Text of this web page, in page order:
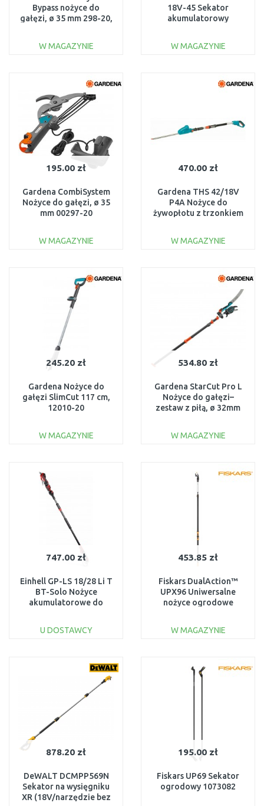
Bypass nożyce do
gałęzi, ø 35 mm 298-20,
W MAGAZYNIE
Do porównania
18V-45 Sekator
akumulatorowy
W MAGAZYNIE
Do porównania
195.00 zł
Gardena CombiSystem
Nożyce do gałęzi, ø 35
mm 00297-20
W MAGAZYNIE
Do porównania
470.00 zł
Gardena THS 42/18V
P4A Nożyce do
żywopłotu z trzonkiem
W MAGAZYNIE
Do porównania
245.20 zł
Gardena Nożyce do
gałęzi SlimCut 117 cm,
12010-20
W MAGAZYNIE
Do porównania
534.80 zł
Gardena StarCut Pro L
Nożyce do gałęzi–
zestaw z piłą, ø 32mm
W MAGAZYNIE
Do porównania
747.00 zł
Einhell GP-LS 18/28 Li T
BT-Solo Nożyce
akumulatorowe do
U DOSTAWCY
Do porównania
453.85 zł
Fiskars DualAction™
UPX96 Uniwersalne
nożyce ogrodowe
W MAGAZYNIE
Do porównania
878.20 zł
DeWALT DCMPP569N
Sekator na wysięgniku
XR (18V/narzędzie bez
195.00 zł
Fiskars UP69 Sekator
ogrodowy 1073082